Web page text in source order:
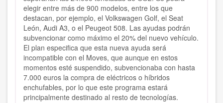
elegir entre más de 900 modelos, entre los que
destacan, por ejemplo, el Volkswagen Golf, el Seat
León, Audi A3, o el Peugeot 508. Las ayudas podrán
subvencionar como máximo el 20% del nuevo vehículo.
El plan especifica que esta nueva ayuda será
incompatible con el Moves, que aunque en estos
momentos esté suspendido, subvencionaba con hasta
7.000 euros la compra de eléctricos o híbridos
enchufables, por lo que este programa estará
principalmente destinado al resto de tecnologías.